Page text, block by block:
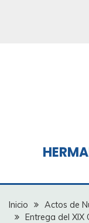
Inicio
Actos de
Entrega del XIX